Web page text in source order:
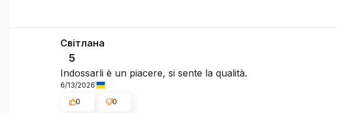
Світлана
5
Indossarli è un piacere, si sente la qualità.
6/13/2026
0
0